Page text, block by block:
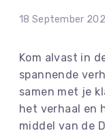
18 September
Kom alvast in
spannende
samen met je
het verhaal en
middel van de